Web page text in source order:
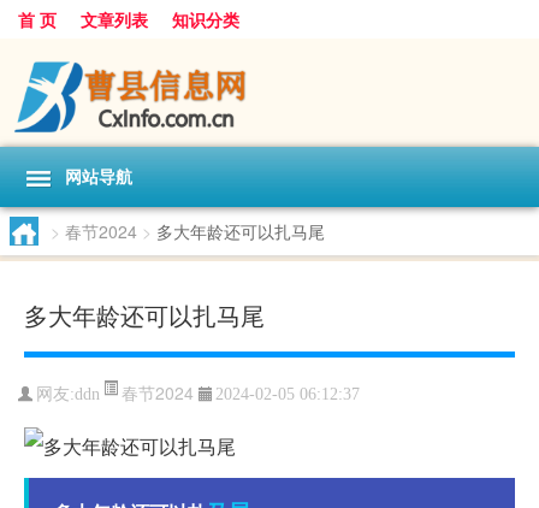
首 页 文章列表 知识分类
网站导航
> 春节2024 > 多大年龄还可以扎马尾
多大年龄还可以扎马尾
网友:ddn 春节2024 2024-02-05 06:12:37